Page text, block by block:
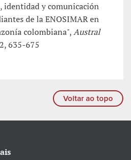
identidad y comunicación
de la ENOSIMAR en
colombiana",Austral
635-675
Voltar ao topo